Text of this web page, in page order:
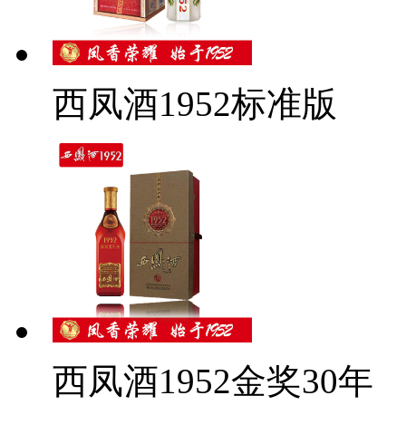
西凤酒1952标准版
西凤酒1952金奖30年